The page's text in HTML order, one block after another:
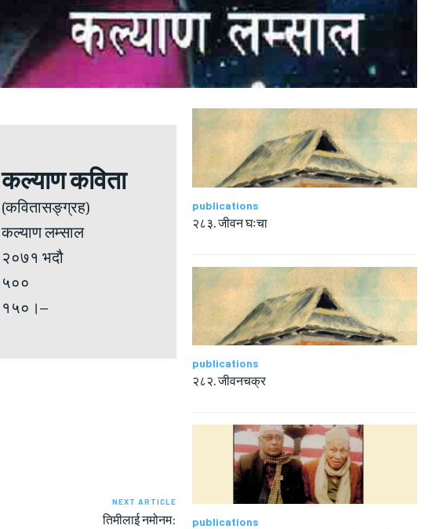
कल्याण कविता
(कवितासङ्ग्रह)
कल्याण लम्साल
२०७१ भदौ
५००
१५०।–
NEXT ARTICLE
तिमीलाई नमोनम:
publications
२८३. जीवन घःचा
publications
२८२. जीवनचक्र
publications